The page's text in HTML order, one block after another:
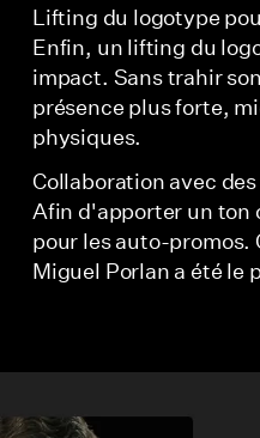
Lifting du logotype
Enfin, un lifting du
impact. Sans trahir
présence plus forte,
physiques.
Collaboration avec
Afin d'apporter un ton
pour les auto-
Miguel Porlan a été le